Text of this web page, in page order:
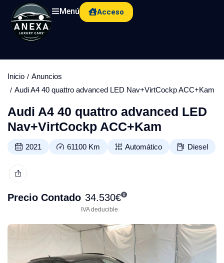
Menú Acceso
Inicio
Anuncios
Audi A4 40 quattro advanced LED Nav+VirtCockp ACC+Kam
Audi A4 40 quattro advanced LED
Nav+VirtCockp ACC+Kam
2021 61100 Km Automático Diesel
Precio Contado 34.530€
IVA deducible